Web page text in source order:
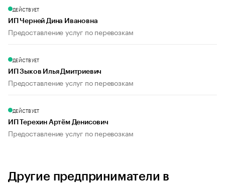
ДЕЙСТВУЕТ
ИП Черней Дина Ивановна
Предоставление услуг по перевозкам
ДЕЙСТВУЕТ
ИП Зыков Илья Дмитриевич
Предоставление услуг по перевозкам
ДЕЙСТВУЕТ
ИП Терехин Артём Денисович
Предоставление услуг по перевозкам
Другие предприниматели в